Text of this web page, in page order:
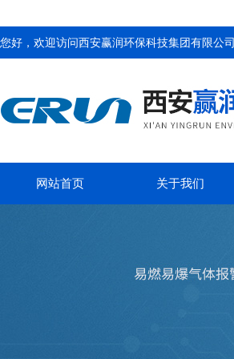
您好，欢迎访问西安赢润环保科技集团有限公司
网站首页 关于我们